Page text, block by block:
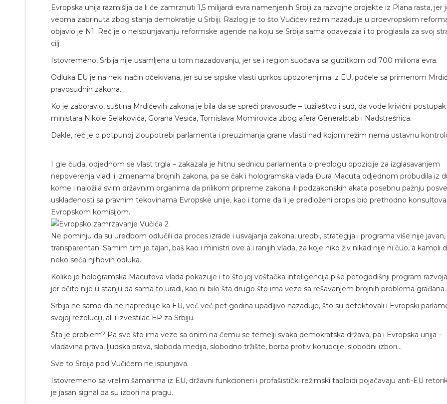
Evropska unija razmišlja da li će zamrznuti 1,5 milijardi evra namenjenih Srbiji za razvojne projekte iz Plana rasta, jer
veoma zabrinuta zbog stanja demokratije u Srbiji. Razlog je to što Vučićev režim nazaduje u proevropskim
objavio je N1. Reč je o neispunjavanju reformske agende na koju se Srbija sama obavezala i to proglasila za svoj
cilj.
Istovremeno, Srbija nije usamljena u tom nazadovanju, jer se i region suočava sa gubitkom od 700 miliona evra.
Odluka EU je na neki način očekivana, jer su se srpske vlasti uprkos upozorenjima iz EU, počele sa primenom
pravosudnih zakona.
Ko je zaboravio, suština Mrdićevih zakona je bila da se spreči pravosuđe – tužilaštvo i sud, da vode krivični
ministara Nikole Selakovića, Gorana Vesića, Tomislava Momirovića zbog afera Generalštab i Nadstrešnica.
Dakle, reč je o potpunoj zloupotrebi parlamenta i preuzimanja grane vlasti nad kojom režim nema ustavnu
I gle čuda, odjednom se vlast trgla – zakazala je hitnu sednicu parlamenta o predlogu opozicije za izglasavanjem
nepoverenja vladi i izmenama brojnih zakona, pa se čak i hologramska vlada Đura Macuta odjednom probudila iz
kome i naložila svim državnim organima da prilikom pripreme zakona ili podzakonskih akata posebnu pažnju
usklađenosti sa pravnim tekovinama Evropske unije, kao i tome da li je predloženi propis bio prethodno
Evropskom komisijom.
Ne pominju da su uredbom odlučili da proces izrade i usvajanja zakona, uredbi, strategija i programa više nije javan,
transparentan. Samim tim je tajan, baš kao i ministri ove a i ranijih vlada, za koje niko živ nikad nije ni čuo, a kamoli
neko seća njihovih odluka.
Koliko je hologramska Macutova vlada pokazuje i to što joj veštačka inteligencija piše petogodišnji program
jer očito nije u stanju da sama to uradi, kao ni bilo šta drugo što ima veze sa rešavanjem brojnih problema građana
Srbija ne samo da ne napreduje ka EU, već već pet godina upadljivo nazaduje, što su detektovali i Evropski
svojoj rezoluciji, ali i izvestilac EP za Srbiju.
Šta je problem? Pa sve što ima veze sa onim na čemu se temelji svaka demokratska država, pa i Evropska unija –
vladavina prava, ljudska prava, sloboda medija, slobodno tržište, borba protiv korupcije, slobodni izbori…
Sve to Srbija pod Vučićem ne ispunjava.
Istovremeno sa vrelim šamarima iz EU, državni funkcioneri i profašistički režimski tabloidi pojačavaju anti-EU
je jasan signal da su izbori na pragu.